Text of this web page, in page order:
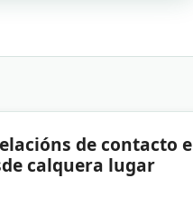
de contacto e
calquera lugar